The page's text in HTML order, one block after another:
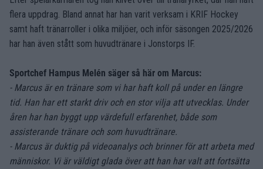
flera uppdrag. Bland annat har han varit verksam i KRIF Hockey
samt haft tränarroller i olika miljöer, och inför säsongen 2025/2026
har han även stått som huvudtränare i Jonstorps IF.
Sportchef Hampus Melén säger så här om Marcus:
- Marcus är en tränare som vi har haft koll på under en längre
tid. Han har ett starkt driv och en stor vilja att utvecklas. Under
åren har han byggt upp värdefull erfarenhet, både som
assisterande tränare och som huvudtränare.
- Marcus är duktig på videoanalys och brinner för att arbeta med
människor. Vi är väldigt glada över att han har valt att fortsätta